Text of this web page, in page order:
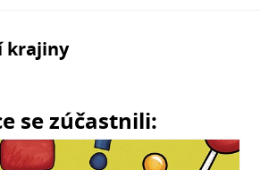
krajiny
se zúčastnili: